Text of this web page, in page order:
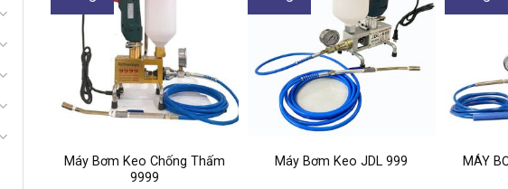
Máy Bơm Keo Chống Thấm
9999
Máy Bơm Keo JDL 999
MÁY